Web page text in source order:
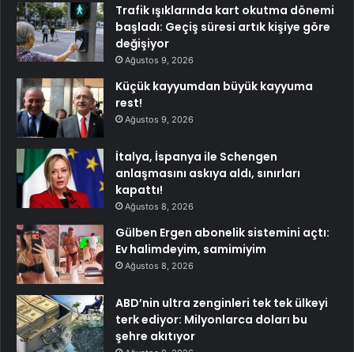
Trafik ışıklarında kart okutma dönemi
başladı: Geçiş süresi artık kişiye göre
değişiyor
Ağustos 9, 2026
Küçük kayyumdan büyük kayyuma
rest!
Ağustos 9, 2026
İtalya, İspanya ile Schengen
anlaşmasını askıya aldı, sınırları
kapattı!
Ağustos 8, 2026
Gülben Ergen abonelik sistemini açtı:
Ev halimdeyim, samimiyim
Ağustos 8, 2026
ABD’nin ultra zenginleri tek tek ülkeyi
terk ediyor: Milyonlarca doları bu
şehre akıtıyor